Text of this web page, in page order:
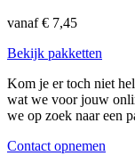
vanaf€ 7,45
Bekijk pakketten
Kom je er toch niet
wat we voor jouw
we op zoek naar een
Contact opnemen